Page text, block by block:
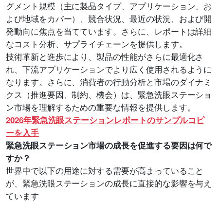
グメント規模（主に製品タイプ、アプリケーション、お
よび地域をカバー）、競合状況、最近の状況、および開
発動向に焦点を当てています。さらに、レポートは詳細
なコスト分析、サプライチェーンを提供します。
技術革新と進歩により、製品の性能がさらに最適化さ
れ、下流アプリケーションでより広く使用されるように
なります。さらに、消費者の行動分析と市場のダイナミ
クス（推進要因、制約、機会）は、緊急洗眼ステーショ
ン市場を理解するための重要な情報を提供します。
2026年緊急洗眼ステーションレポートのサンプルコピ
ーを入手
緊急洗眼ステーション市場の成長を促進する要因は何で
すか？
世界中で以下の用途に対する需要が高まっていること
が、緊急洗眼ステーションの成長に直接的な影響を与え
ています